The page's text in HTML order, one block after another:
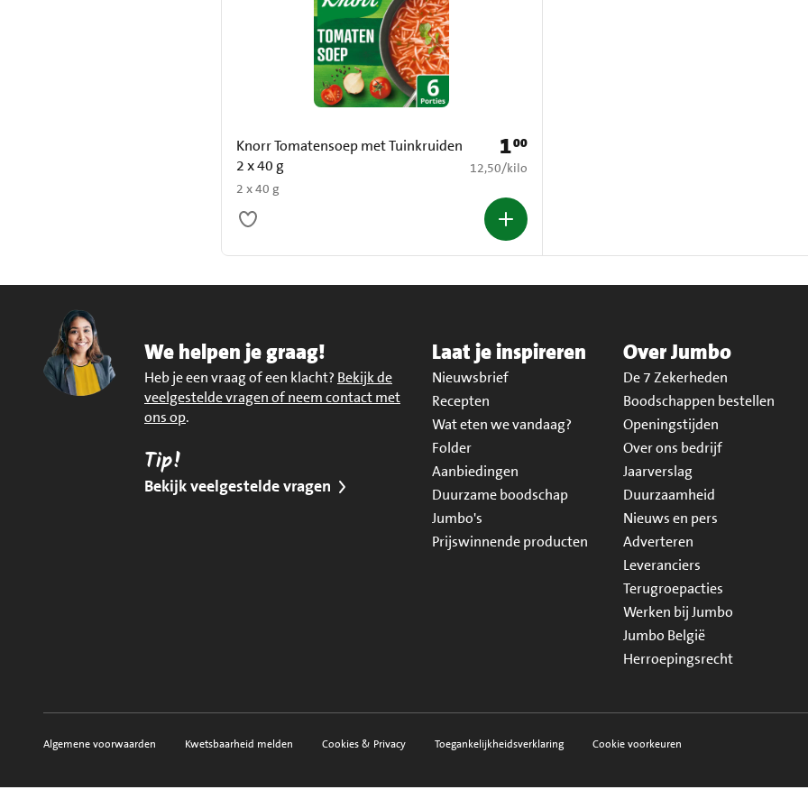
Knorr Tomatensoep met Tuinkruiden
2 x 40 g
2 x 40 g
Prijs: € 1,00
100
€ 12,50 per kilo
12,50/kilo
We helpen je graag!
Heb je een vraag of een klacht? Bekijk de
veelgestelde vragen of neem contact met
ons op.
Tip!
Bekijk veelgestelde vragen
Laat je inspireren
Nieuwsbrief
Recepten
Wat eten we vandaag?
Folder
Aanbiedingen
Duurzame boodschap
Jumbo's
Prijswinnende producten
Over Jumbo
De 7 Zekerheden
Boodschappen bestellen
Openingstijden
Over ons bedrijf
Jaarverslag
Duurzaamheid
Nieuws en pers
Adverteren
Leveranciers
Terugroepacties
Werken bij Jumbo
Jumbo België
Herroepingsrecht
Voorwaarden, privacy en sitemap
Algemene voorwaarden Kwetsbaarheid melden Cookies & Privacy Toegankelijkheidsverklaring Cookie voorkeuren